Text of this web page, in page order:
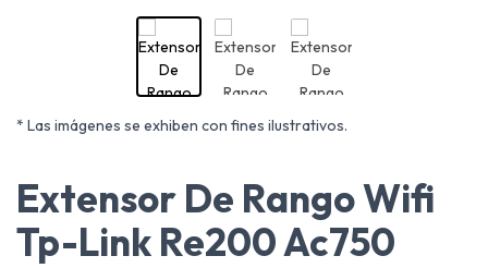
* Las imágenes se exhiben con fines ilustrativos.
Extensor De Rango Wifi
Tp-Link Re200 Ac750